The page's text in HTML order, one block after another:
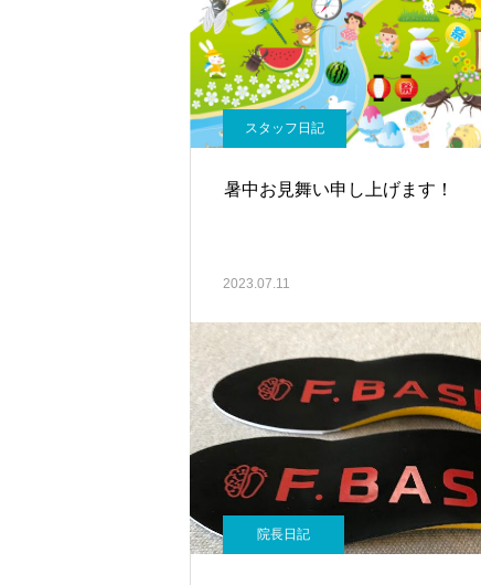
スタッフ日記
暑中お見舞い申し上げます！
2023.07.11
院長日記